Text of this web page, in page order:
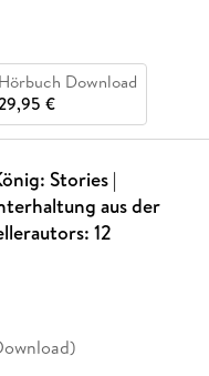
Hörbuch Download
€
Stories |
aus der
12